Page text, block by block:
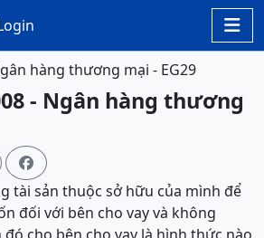

hàng thương mại - EG29
- Ngân hàng thương

tài sản thuộc sở hữu của mình để
đối với bên cho vay và không